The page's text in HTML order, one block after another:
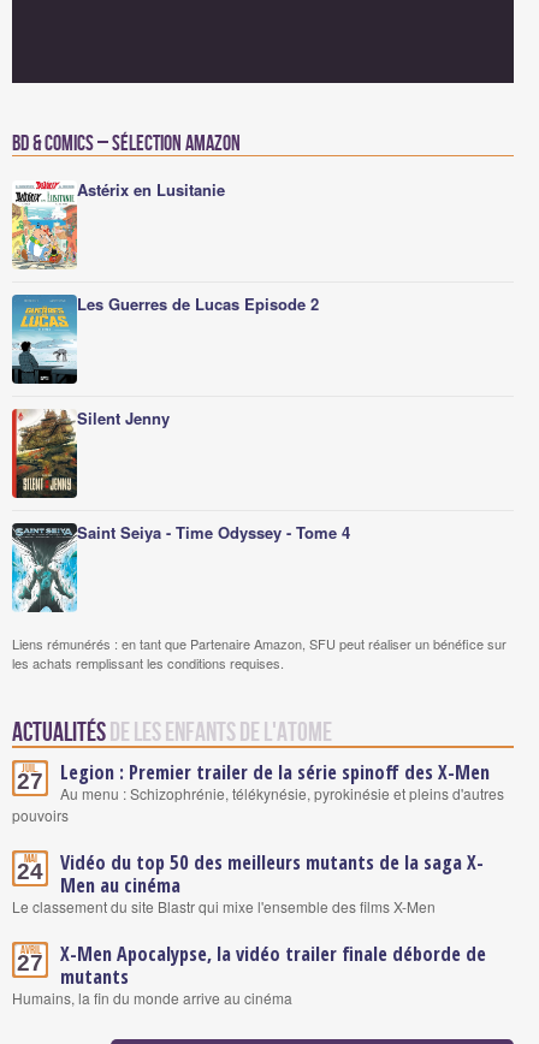
BD & Comics – Sélection Amazon
Astérix en Lusitanie
Les Guerres de Lucas Episode 2
Silent Jenny
Saint Seiya - Time Odyssey - Tome 4
Liens rémunérés : en tant que Partenaire Amazon, SFU peut réaliser un bénéfice sur
les achats remplissant les conditions requises.
Actualités de Les enfants de l'atome
Juil.
27 Legion : Premier trailer de la série spinoff des X-Men
Au menu : Schizophrénie, télékynésie, pyrokinésie et pleins d'autres
pouvoirs
Mai
24
Vidéo du top 50 des meilleurs mutants de la saga X-
Men au cinéma
Le classement du site Blastr qui mixe l'ensemble des films X-Men
Avril
27
X-Men Apocalypse, la vidéo trailer finale déborde de
mutants
Humains, la fin du monde arrive au cinéma